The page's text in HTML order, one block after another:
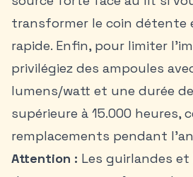
transformer le coin détente
rapide. Enfin, pour limiter
privilégiez des ampoules
lumens/watt et une durée
supérieure à 15.000 heures,
remplacements pendant
Attention : Les guirlandes et